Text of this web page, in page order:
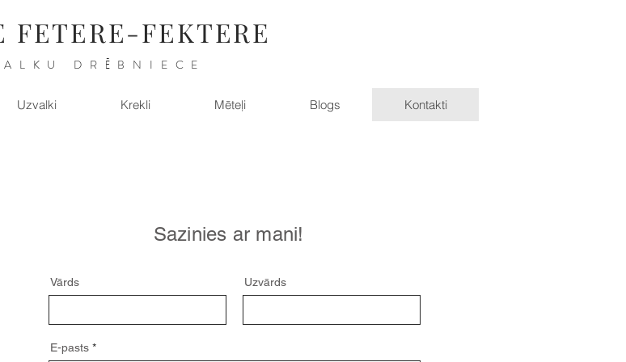
FETERE-FEKTERE
DRĒBNIECE
Uzvalki Krekli Mēteļi Blogs Kontakti
Sazinies ar mani!
Vārds Uzvārds
E-pasts